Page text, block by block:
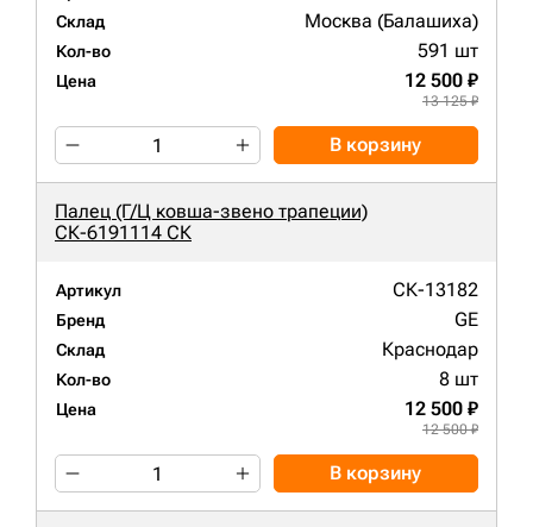
Склад Москва (Балашиха)
Кол-во 591 шт
Цена 12 500 ₽
13 125 ₽
В корзину
Палец (Г/Ц ковша-звено трапеции)
СК-6191114 СК
Артикул СК-13182
Бренд GE
Склад Краснодар
Кол-во 8 шт
Цена 12 500 ₽
12 500 ₽
В корзину